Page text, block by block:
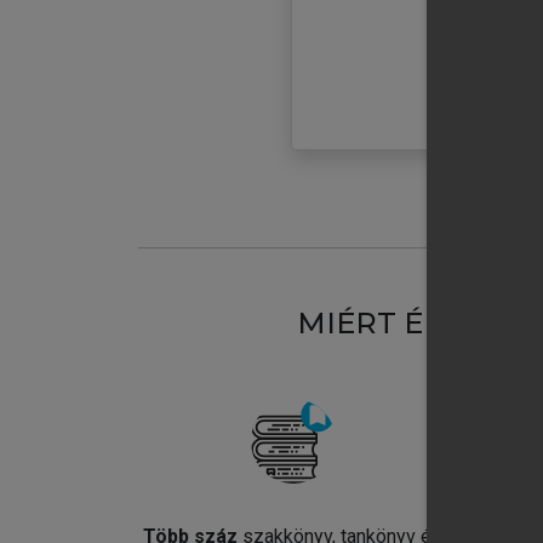
MIÉRT
Több száz szakkönyv, tankönyv és